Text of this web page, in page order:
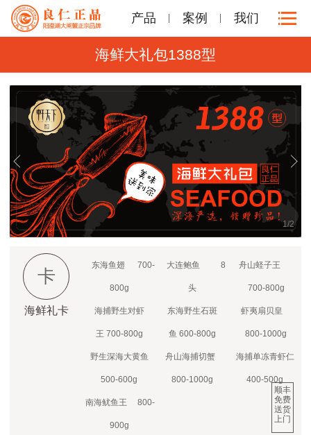
产品 案例 我们
海鲜大礼包1388型
1 /2
卡
海鲜礼卡
东海鱼翅 700-
800g
大连鲍鱼 8
头
舟山蛏子王
700-800g
海捕野生对虾
王 700-800g
东海野生石斑
鱼 600-800g
虾夷扇贝皇
800-1000g
野生深海大黄鱼
500-600g
舟山海捕切蟹
800-1000g
海捕单冻青虾仁
400-500g
南海鱿鱼王 800-
900g
顺丰
免费
送货
上门